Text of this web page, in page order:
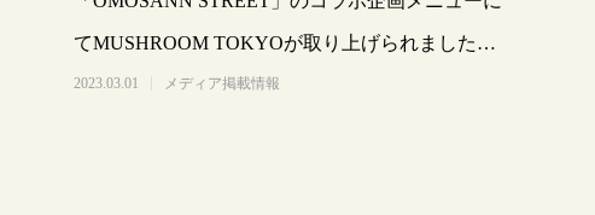
てMUSHROOM TOKYOが取り上げられました。
https://www.o
2023.03.01 メディア掲載情報